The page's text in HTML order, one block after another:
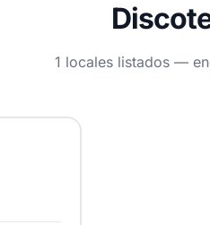
1 locales listados —